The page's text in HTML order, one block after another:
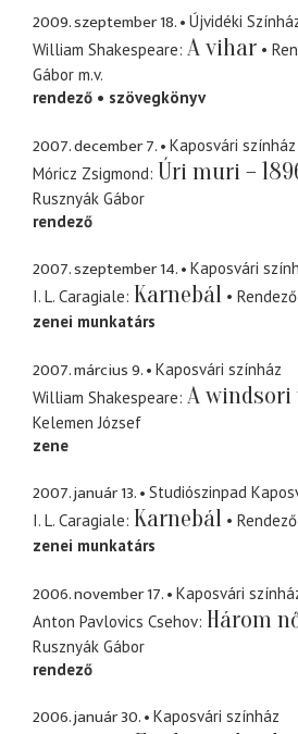
2009. szeptember 18.
Újvidéki
William Shakespeare A vihar
Gábor m.v.
rendező
szövegkönyv
2007. december 7.
Kaposvári színház
Móricz Zsigmond Úri muri –
Rusznyák Gábor
rendező
2007. szeptember 14.
Kaposvári
I. L. Caragiale Karnebál Rendező
zenei munkatárs
2007. március 9.
Kaposvári színház
William Shakespeare A
Kelemen József
zene
2007. január 13.
Studiószinpad
I. L. Caragiale Karnebál Rendező
zenei munkatárs
2006. november 17.
Kaposvári
Anton Pavlovics Csehov Három
Rusznyák Gábor
rendező
2006. január 30. Kaposvári színház